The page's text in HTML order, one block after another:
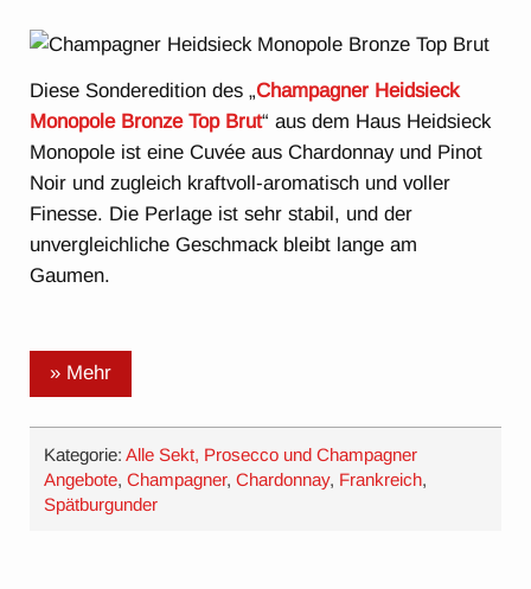
Diese Sonderedition des „Champagner Heidsieck
Monopole Bronze Top Brut“ aus dem Haus Heidsieck
Monopole ist eine Cuvée aus Chardonnay und Pinot
Noir und zugleich kraftvoll-aromatisch und voller
Finesse. Die Perlage ist sehr stabil, und der
unvergleichliche Geschmack bleibt lange am
Gaumen.
» Mehr
Kategorie:Alle Sekt, Prosecco und Champagner
Angebote,Champagner,Chardonnay, Frankreich,
Spätburgunder